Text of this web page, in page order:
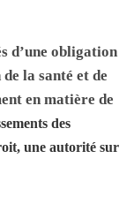
d’une obligation
la santé et de
en matière de
des
une autorité sur